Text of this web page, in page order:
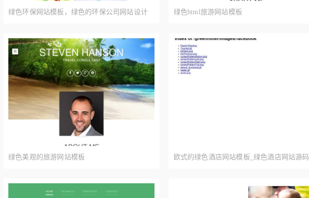
绿色环保网站模板，绿色的环保公司网站设计 绿色html旅游网站模板
绿色美观的旅游网站模板 欧式的绿色酒店网站模板_绿色酒店网站源码